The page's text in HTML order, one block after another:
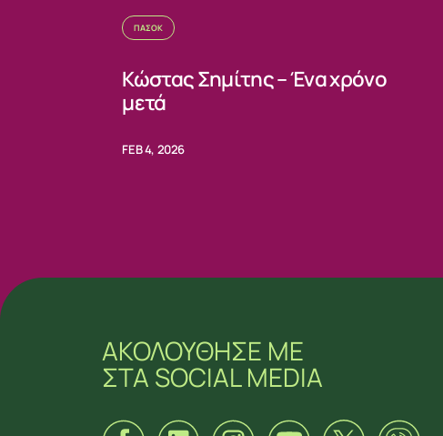
ΠΑΣΟΚ
Κώστας Σημίτης – Ένα χρόνο
μετά
FEB 4, 2026
ΑΚΟΛΟΥΘΗΣΕ ΜΕ
ΣΤΑ SOCIAL MEDIA